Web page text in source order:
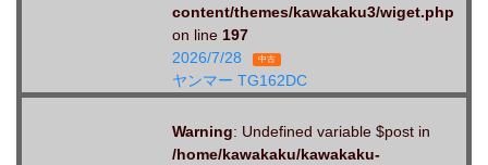
content/themes/kawakaku3/wiget.php
on line 197
2026/7/28
中古
ヤンマー TG162DC
Warning: Undefined variable $post in
/home/kawakaku/kawakaku-